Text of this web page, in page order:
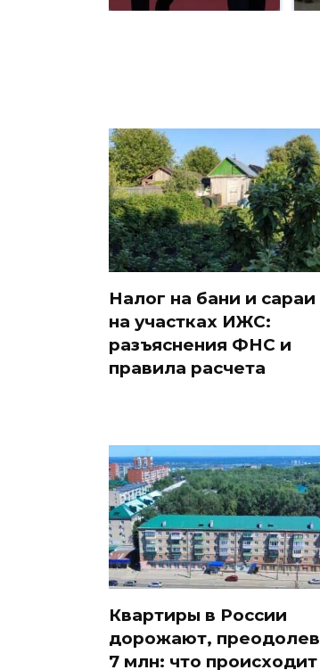
Налог на бани и сараи
на участках ИЖС:
разъяснения ФНС и
правила расчета
Квартиры в России
дорожают, преодолев
7 млн: что происходит